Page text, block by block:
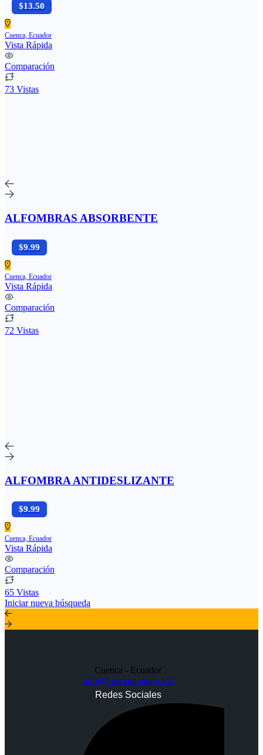
$13.50
Cuenca, Ecuador
Vista Rápida
Comparación
73 Vistas
ALFOMBRAS ABSORBENTE
$9.99
Cuenca, Ecuador
Vista Rápida
Comparación
72 Vistas
ALFOMBRA ANTIDESLIZANTE
$9.99
Cuenca, Ecuador
Vista Rápida
Comparación
65 Vistas
Iniciar nueva búsqueda
Cuenca - Ecuador
info@buscandoando.vip
Redes Sociales